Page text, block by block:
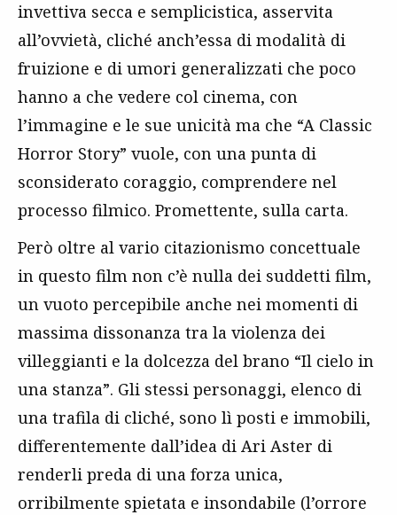
invettiva secca e semplicistica, asservita
all’ovvietà, cliché anch’essa di modalità di
fruizione e di umori generalizzati che poco
hanno a che vedere col cinema, con
l’immagine e le sue unicità ma che “A Classic
Horror Story” vuole, con una punta di
sconsiderato coraggio, comprendere nel
processo filmico. Promettente, sulla carta.
Però oltre al vario citazionismo concettuale
in questo film non c’è nulla dei suddetti film,
un vuoto percepibile anche nei momenti di
massima dissonanza tra la violenza dei
villeggianti e la dolcezza del brano “Il cielo in
una stanza”. Gli stessi personaggi, elenco di
una trafila di cliché, sono lì posti e immobili,
differentemente dall’idea di Ari Aster di
renderli preda di una forza unica,
orribilmente spietata e insondabile (l’orrore